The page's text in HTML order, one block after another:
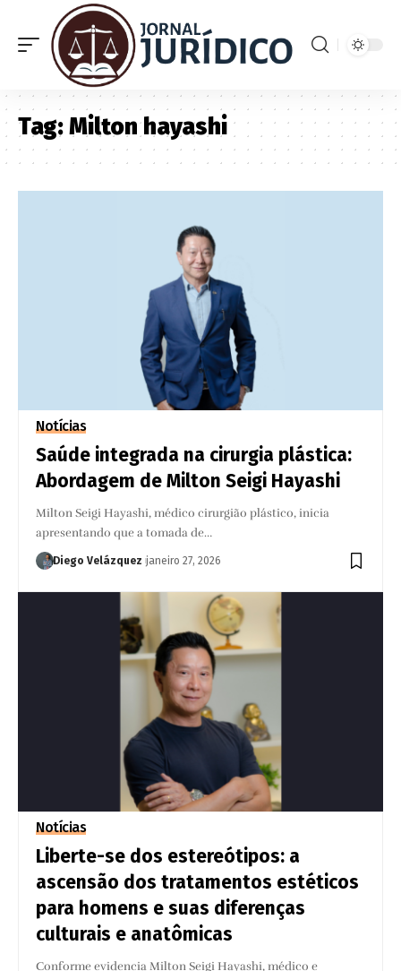
Tag:Milton hayashi
Notícias
Saúde integrada na cirurgia plástica:
Abordagem de Milton Seigi Hayashi
Milton Seigi Hayashi, médico cirurgião plástico, inicia
apresentando que a tomada de…
Diego Velázquez janeiro 27, 2026
Notícias
Liberte-se dos estereótipos: a
ascensão dos tratamentos estéticos
para homens e suas diferenças
culturais e anatômicas
Conforme evidencia Milton Seigi Hayashi, médico e